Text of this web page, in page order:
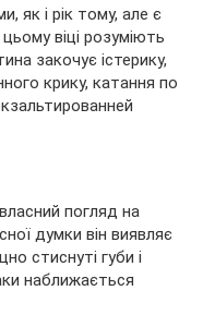
як і рік тому, але є
віці розуміють
закочує істерику,
крику, катання по
погляд на
думки він виявляє
стиснуті губи і
наближається